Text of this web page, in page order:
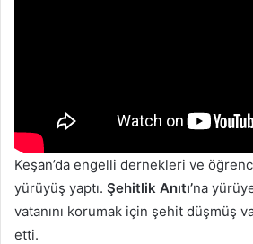
Keşan’da engelli dernekleri ve
yürüyüş yaptı. Şehitlik Anıtı’na
vatanını korumak için şehit düşmüş
etti.